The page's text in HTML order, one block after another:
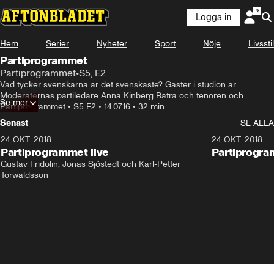
Logga in
Hem Serier Nyheter Sport Nöje Livsstil
Partiprogrammet
Partiprogrammet•S5, E2
Vad tycker svenskarna är det svenskaste? Gäster i studion är
Moderaternas partiledare Anna Kinberg Batra och tenoren och
debattören Rickard Söderberg.
Partiprogrammet • S5 E2 • 14.07.16 • 32 min
Se mer
Senast
SE ALLA
24 OKT. 2018
Partiprogrammet live
Gustav Fridolin, Jonas Sjöstedt och Karl-Petter
Torwaldsson
24 OKT. 2018